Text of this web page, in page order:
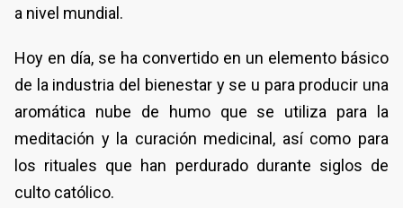
a nivel mundial.
Hoy en día, se ha convertido en un elemento básico
de la industria del bienestar y se u para producir una
aromática nube de humo que se utiliza para la
meditación y la curación medicinal, así como para
los rituales que han perdurado durante siglos de
culto católico.